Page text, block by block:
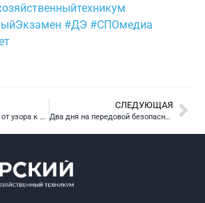
#ДЭ #СПОмедиа
к символу
СЛЕДУЮЩАЯ
Два дня на передовой безопасности: техникум — на форуме «Антитеррор»!